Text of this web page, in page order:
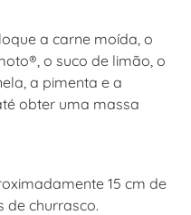
a carne moída, o
o suco de limão, o
a pimenta e a
obter uma massa
15 cm de
de churrasco.